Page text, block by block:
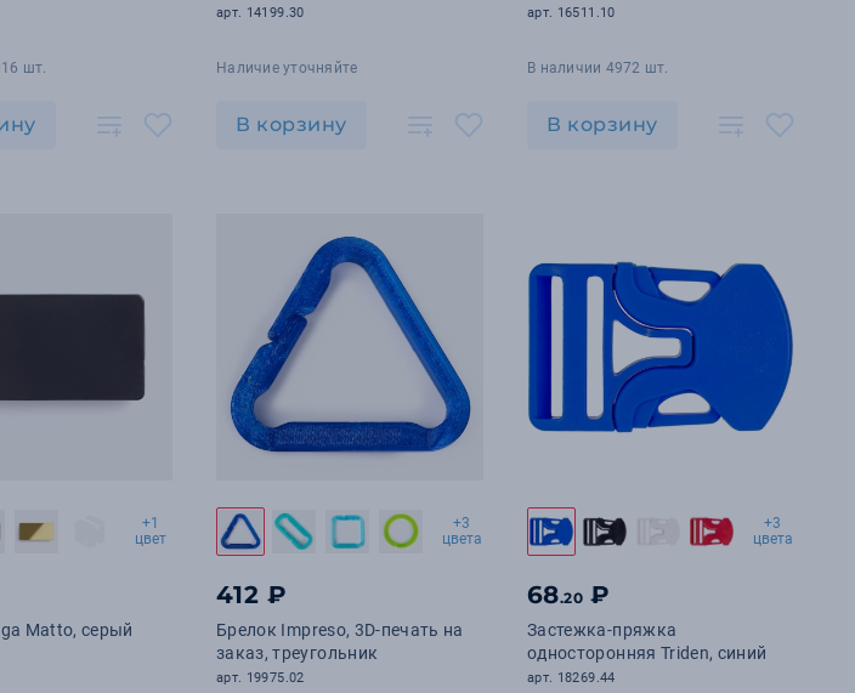
шт.
арт. 14199.30
Наличие уточняйте
В корзину
арт. 16511.10
В наличии 4972 шт.
В корзину
+1
цвет
Matto, серый
+3
цвета
412 ₽
Брелок Impreso, 3D-печать на
заказ, треугольник
арт. 19975.02
+3
цвета
68.20 ₽
Застежка-пряжка
односторонняя Triden, синий
арт. 18269.44